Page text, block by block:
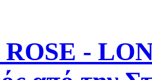
-